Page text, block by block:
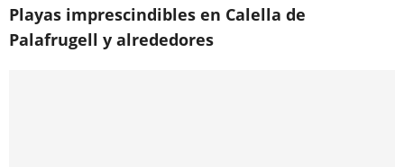
Playas imprescindibles en Calella de
Palafrugell y alrededores